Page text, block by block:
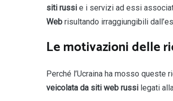
siti russi e i servizi ad essi
Web risultando irraggiungibili
Le motivazioni delle
Perché l’Ucraina ha mosso queste
veicolata da siti web russi legati